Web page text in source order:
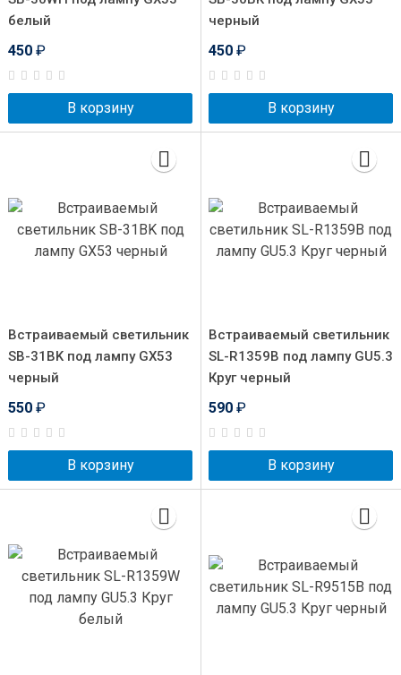
белый
450 ₽
В корзину
черный
450 ₽
В корзину
Встраиваемый светильник
SB-31BK под лампу GX53
черный
550 ₽
В корзину
Встраиваемый светильник
SL-R1359B под лампу GU5.3
Круг черный
590 ₽
В корзину